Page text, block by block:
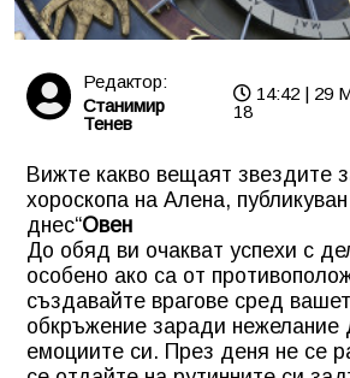
Редактор:
Станимир
Тенев
14:42 | 29
18
Вижте какво вещаят звездите
хороскопа на Алена,
днес“Овен
До обяд ви очакват успехи с
особено ако са от
създавайте врагове сред
обкръжение заради нежелание
емоциите си. През деня не се